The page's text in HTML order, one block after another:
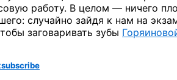
работу. В целом — ничего
случайно зайдя к нам на
заговаривать зубы